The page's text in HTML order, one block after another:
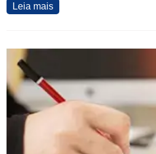
Leia mais